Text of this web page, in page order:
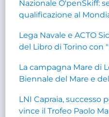
Nazionale O'penSkiff:
qualificazione al
Lega Navale e ACTO
del Libro di Torino con
La campagna Mare di
Biennale del Mare e
LNI Capraia, successo
vince il Trofeo Paolo